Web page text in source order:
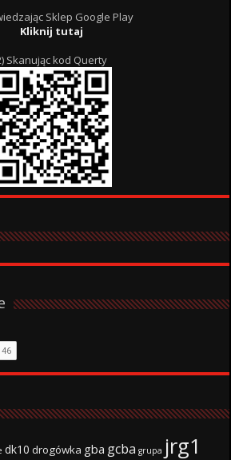
Sklep Google Play
Kliknij tutaj
Skanując kod Querty
dk10 drogówka gba gcba grupa jrg1